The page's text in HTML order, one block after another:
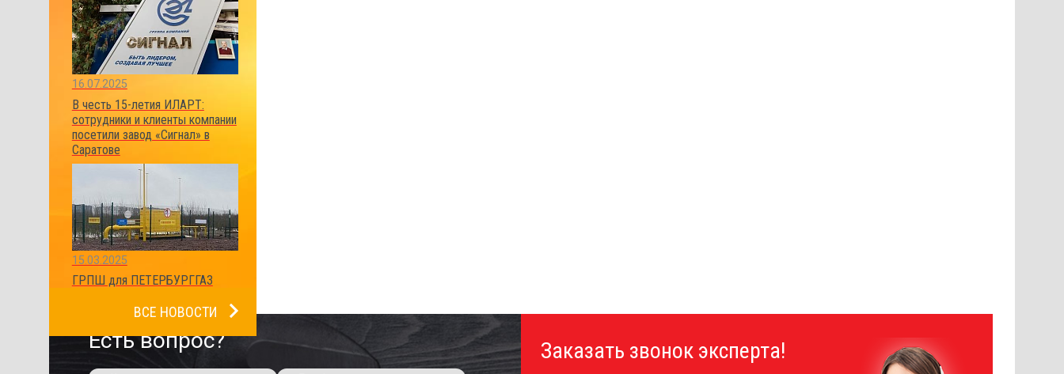
16.07.2025
В честь 15-летия ИЛАРТ:
сотрудники и клиенты компании
посетили завод «Сигнал» в
Саратове
15.03.2025
ГРПШ для ПЕТЕРБУРГГАЗ
ВСЕ НОВОСТИ
Есть вопрос? Заказать звонок эксперта!